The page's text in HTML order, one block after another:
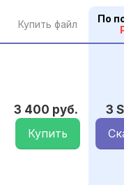
Купить файл
По
3 400 руб.
Купить
3